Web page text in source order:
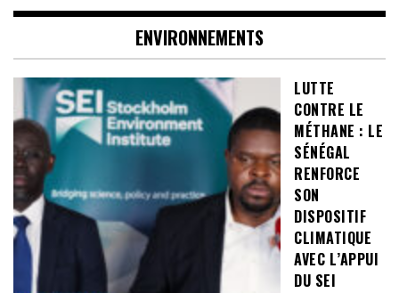
ENVIRONNEMENTS
LUTTE
CONTRE LE
MÉTHANE : LE
SÉNÉGAL
RENFORCE
SON
DISPOSITIF
CLIMATIQUE
AVEC L’APPUI
DU SEI